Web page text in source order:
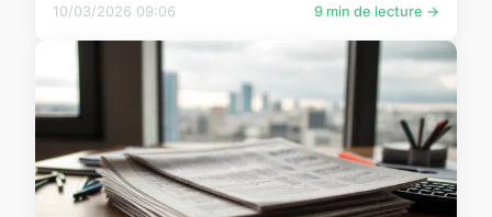
10/03/2026 09:06 9 min de lecture →